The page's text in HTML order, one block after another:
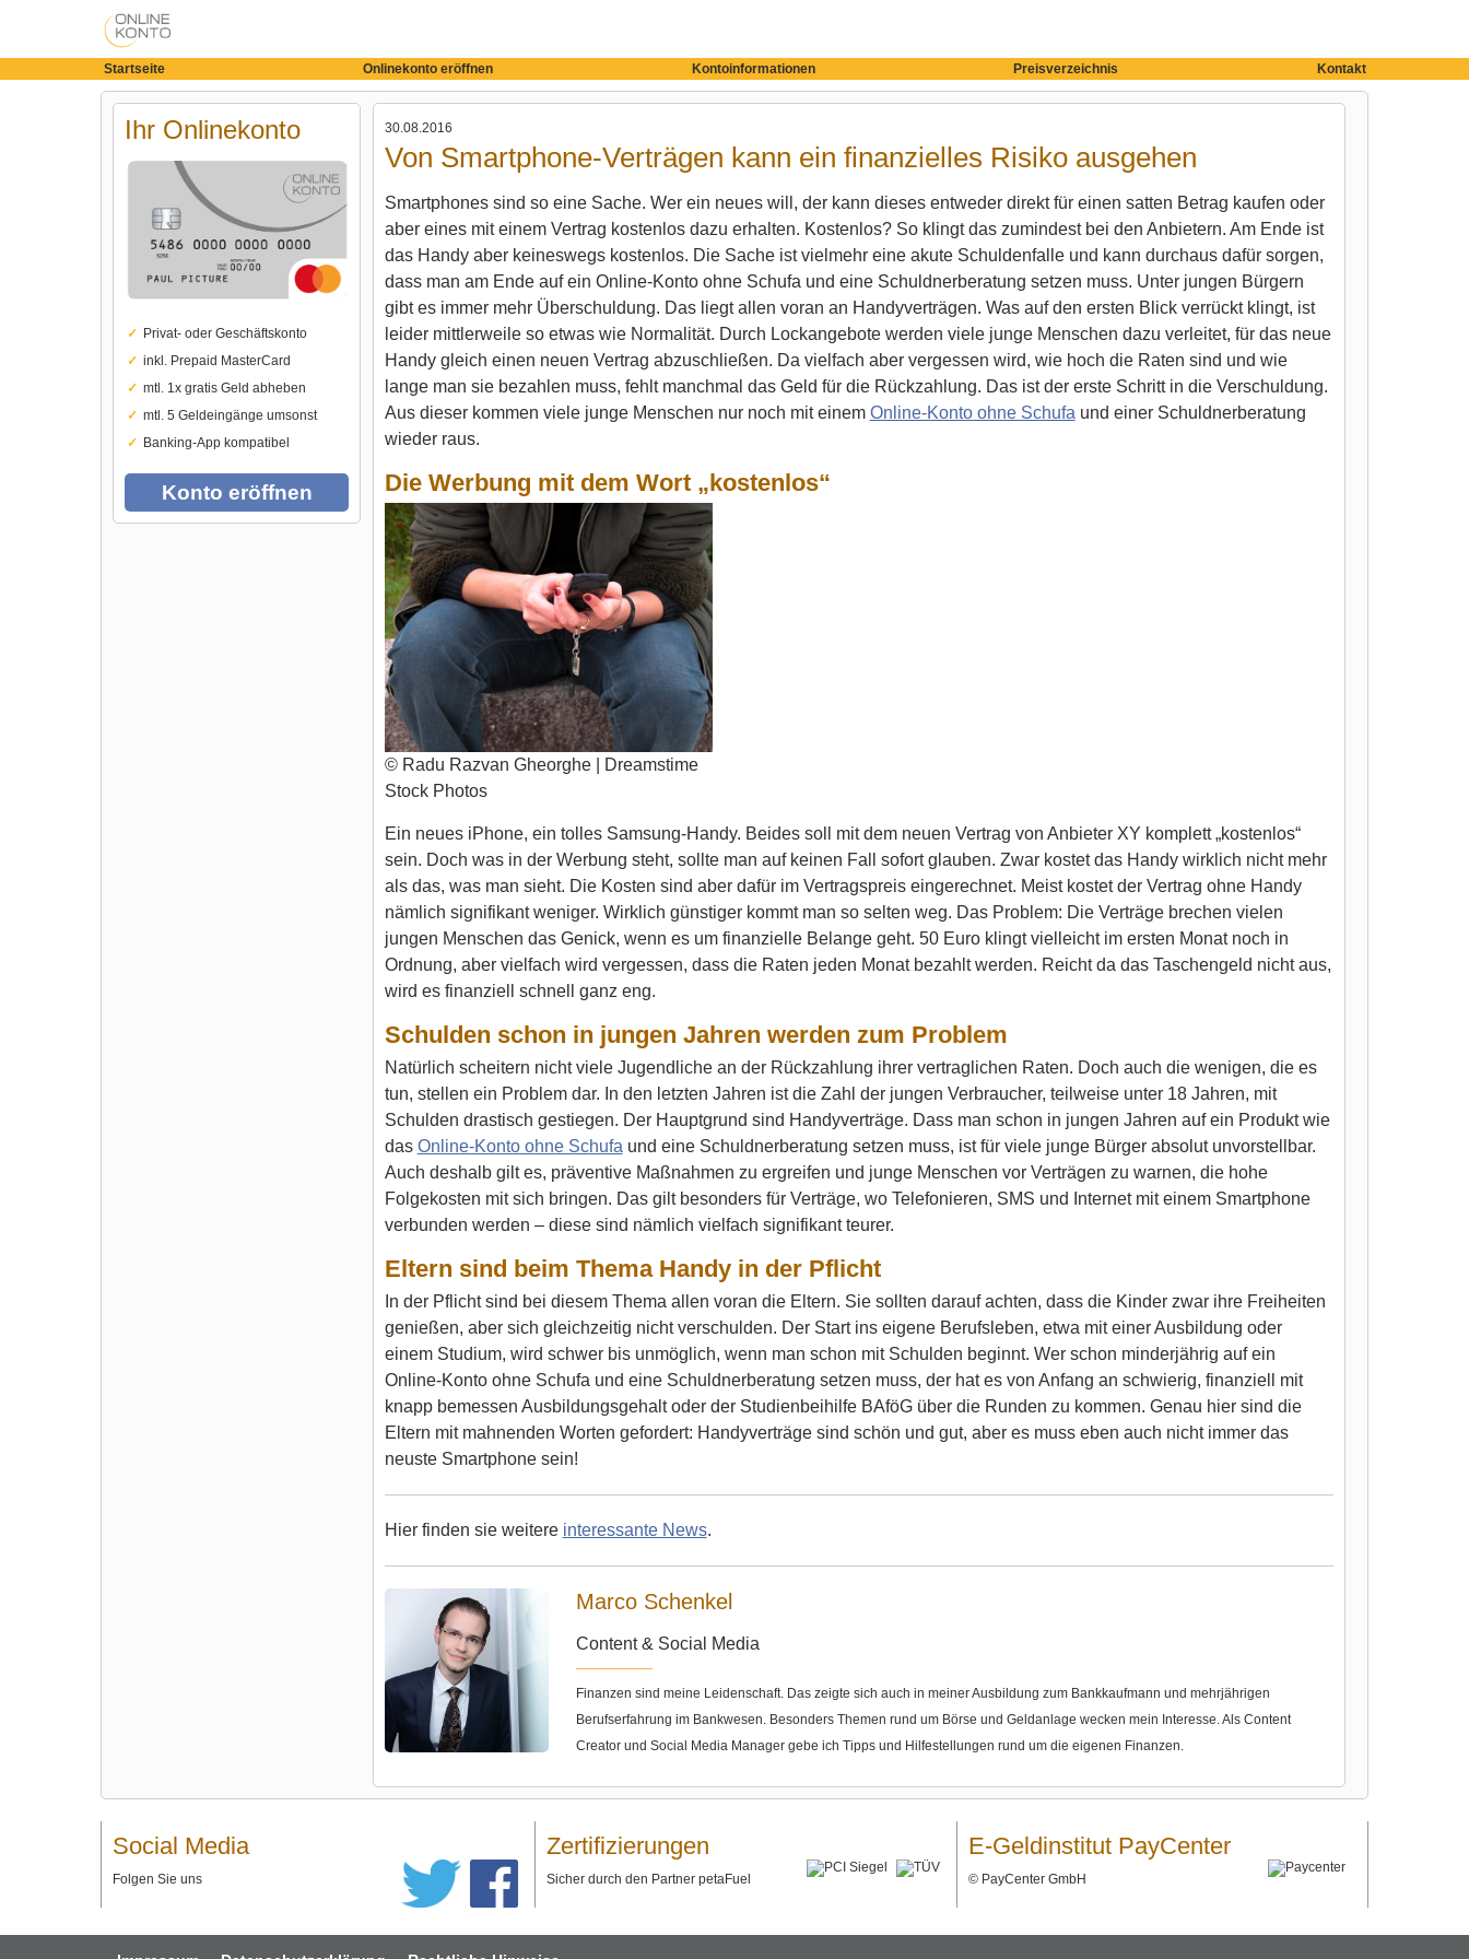
Startseite Onlinekonto eröffnen Kontoinformationen Preisverzeichnis Kontakt
Ihr Onlinekonto
Privat- oder Geschäftskonto
inkl. Prepaid MasterCard
mtl. 1x gratis Geld abheben
mtl. 5 Geldeingänge umsonst
Banking-App kompatibel
Konto eröffnen
30.08.2016
Von Smartphone-Verträgen kann ein finanzielles Risiko ausgehen
Smartphones sind so eine Sache. Wer ein neues will, der kann dieses entweder direkt für einen satten Betrag kaufen oder
aber eines mit einem Vertrag kostenlos dazu erhalten. Kostenlos? So klingt das zumindest bei den Anbietern. Am Ende ist
das Handy aber keineswegs kostenlos. Die Sache ist vielmehr eine akute Schuldenfalle und kann durchaus dafür sorgen,
dass man am Ende auf ein Online-Konto ohne Schufa und eine Schuldnerberatung setzen muss. Unter jungen Bürgern
gibt es immer mehr Überschuldung. Das liegt allen voran an Handyverträgen. Was auf den ersten Blick verrückt klingt, ist
leider mittlerweile so etwas wie Normalität. Durch Lockangebote werden viele junge Menschen dazu verleitet, für das neue
Handy gleich einen neuen Vertrag abzuschließen. Da vielfach aber vergessen wird, wie hoch die Raten sind und wie
lange man sie bezahlen muss, fehlt manchmal das Geld für die Rückzahlung. Das ist der erste Schritt in die Verschuldung.
Aus dieser kommen viele junge Menschen nur noch mit einem Online-Konto ohne Schufa und einer Schuldnerberatung
wieder raus.
Die Werbung mit dem Wort „kostenlos“
© Radu Razvan Gheorghe | Dreamstime
Stock Photos
Ein neues iPhone, ein tolles Samsung-Handy. Beides soll mit dem neuen Vertrag von Anbieter XY komplett „kostenlos“
sein. Doch was in der Werbung steht, sollte man auf keinen Fall sofort glauben. Zwar kostet das Handy wirklich nicht mehr
als das, was man sieht. Die Kosten sind aber dafür im Vertragspreis eingerechnet. Meist kostet der Vertrag ohne Handy
nämlich signifikant weniger. Wirklich günstiger kommt man so selten weg. Das Problem: Die Verträge brechen vielen
jungen Menschen das Genick, wenn es um finanzielle Belange geht. 50 Euro klingt vielleicht im ersten Monat noch in
Ordnung, aber vielfach wird vergessen, dass die Raten jeden Monat bezahlt werden. Reicht da das Taschengeld nicht aus,
wird es finanziell schnell ganz eng.
Schulden schon in jungen Jahren werden zum Problem
Natürlich scheitern nicht viele Jugendliche an der Rückzahlung ihrer vertraglichen Raten. Doch auch die wenigen, die es
tun, stellen ein Problem dar. In den letzten Jahren ist die Zahl der jungen Verbraucher, teilweise unter 18 Jahren, mit
Schulden drastisch gestiegen. Der Hauptgrund sind Handyverträge. Dass man schon in jungen Jahren auf ein Produkt wie
das Online-Konto ohne Schufa und eine Schuldnerberatung setzen muss, ist für viele junge Bürger absolut unvorstellbar.
Auch deshalb gilt es, präventive Maßnahmen zu ergreifen und junge Menschen vor Verträgen zu warnen, die hohe
Folgekosten mit sich bringen. Das gilt besonders für Verträge, wo Telefonieren, SMS und Internet mit einem Smartphone
verbunden werden – diese sind nämlich vielfach signifikant teurer.
Eltern sind beim Thema Handy in der Pflicht
In der Pflicht sind bei diesem Thema allen voran die Eltern. Sie sollten darauf achten, dass die Kinder zwar ihre Freiheiten
genießen, aber sich gleichzeitig nicht verschulden. Der Start ins eigene Berufsleben, etwa mit einer Ausbildung oder
einem Studium, wird schwer bis unmöglich, wenn man schon mit Schulden beginnt. Wer schon minderjährig auf ein
Online-Konto ohne Schufa und eine Schuldnerberatung setzen muss, der hat es von Anfang an schwierig, finanziell mit
knapp bemessen Ausbildungsgehalt oder der Studienbeihilfe BAföG über die Runden zu kommen. Genau hier sind die
Eltern mit mahnenden Worten gefordert: Handyverträge sind schön und gut, aber es muss eben auch nicht immer das
neuste Smartphone sein!
Hier finden sie weitere interessante News.
Marco Schenkel
Content & Social Media
Finanzen sind meine Leidenschaft. Das zeigte sich auch in meiner Ausbildung zum Bankkaufmann und mehrjährigen
Berufserfahrung im Bankwesen. Besonders Themen rund um Börse und Geldanlage wecken mein Interesse. Als Content
Creator und Social Media Manager gebe ich Tipps und Hilfestellungen rund um die eigenen Finanzen.
Social Media
Folgen Sie uns
Zertifizierungen
Sicher durch den Partner petaFuel
E-Geldinstitut PayCenter
© PayCenter GmbH